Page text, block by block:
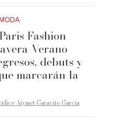
MODA
Paris Fashion
Verano
debuts y
marcarán la
Aiymet Garavito García